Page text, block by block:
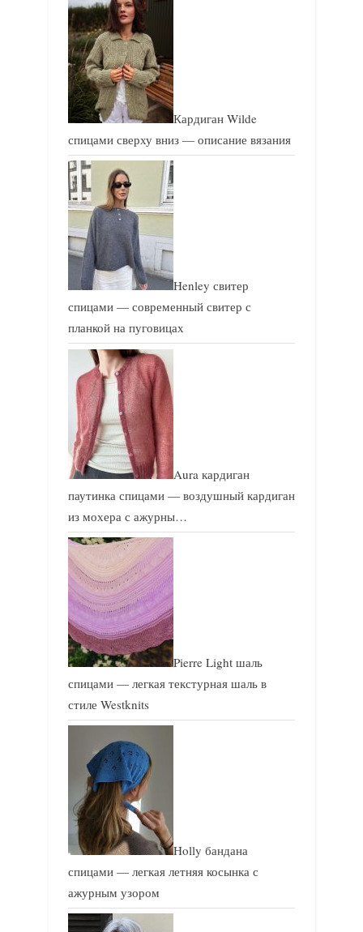
Кардиган Wilde
спицами сверху вниз — описание вязания
Henley свитер
спицами — современный свитер с
планкой на пуговицах
Aura кардиган
паутинка спицами — воздушный кардиган
из мохера с ажурны…
Pierre Light шаль
спицами — легкая текстурная шаль в
стиле Westknits
Holly бандана
спицами — легкая летняя косынка с
ажурным узором